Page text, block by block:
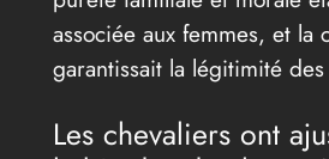
associée aux femmes, et la
garantissait la légitimité
Les chevaliers ont